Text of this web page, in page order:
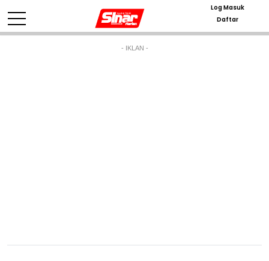
Log Masuk
Daftar
- IKLAN -